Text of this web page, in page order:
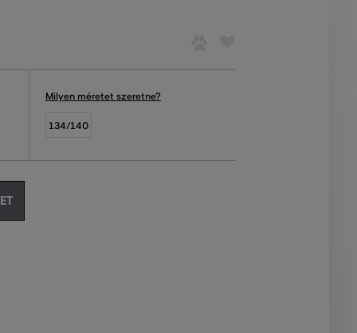
Milyen méretet szeretne?
134/140